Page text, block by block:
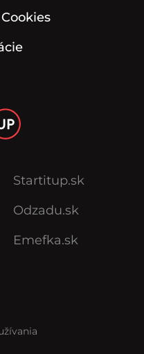
Startitup.sk
Odzadu.sk
Emefka.sk